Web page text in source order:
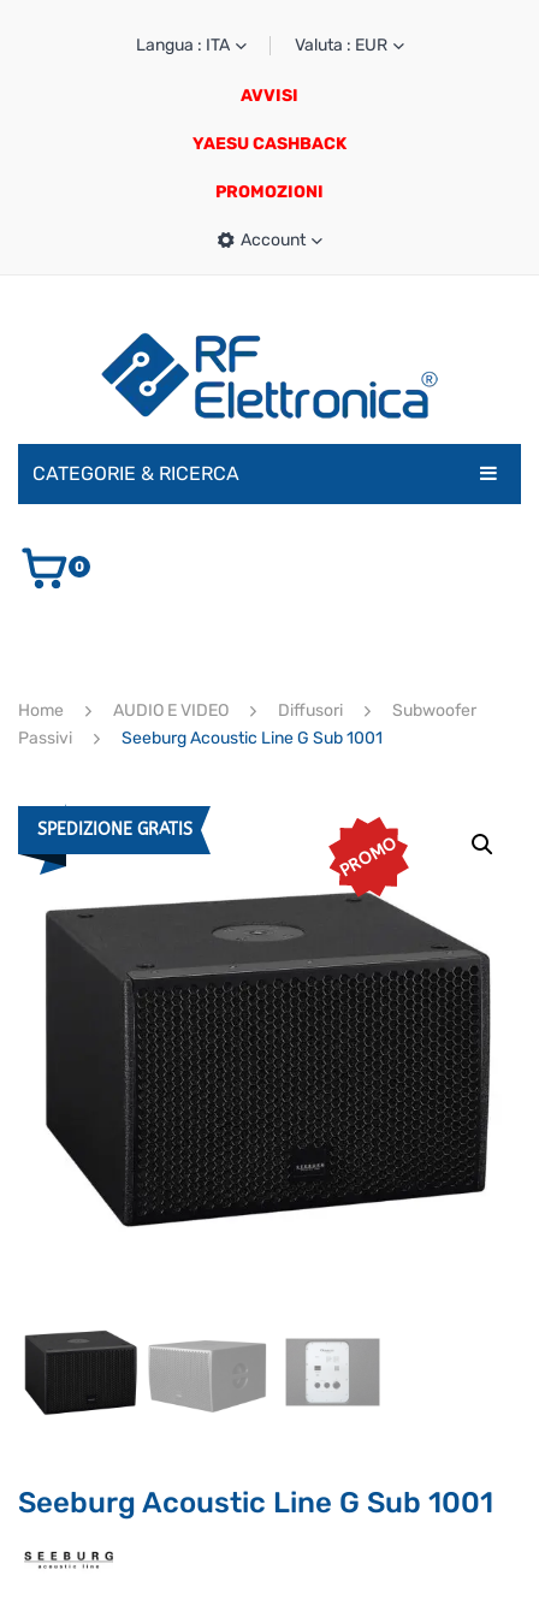
Langua : ITA Valuta : EUR
AVVISI
YAESU CASHBACK
PROMOZIONI
Account
CATEGORIE & RICERCA
AUDIO E VIDEO
ULTIMI ARRIVI
0
Home AUDIO E VIDEO Diffusori
Subwoofer
Passivi
Seeburg Acoustic Line G Sub 1001
SPEDIZIONE GRATIS
PROMO
Seeburg Acoustic Line G Sub 1001
Ciao, Come posso aiutarti?
Puoi chiedermi informazioni generali o specifiche su certi